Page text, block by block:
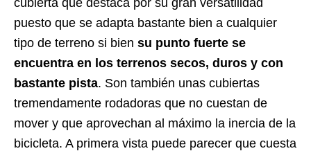
puesto que se adapta bastante bien a cualquier
tipo de terreno si bien su punto fuerte se
encuentra en los terrenos secos, duros y con
bastante pista. Son también unas cubiertas
tremendamente rodadoras que no cuestan de
mover y que aprovechan al máximo la inercia de la
bicicleta. A primera vista puede parecer que cuesta